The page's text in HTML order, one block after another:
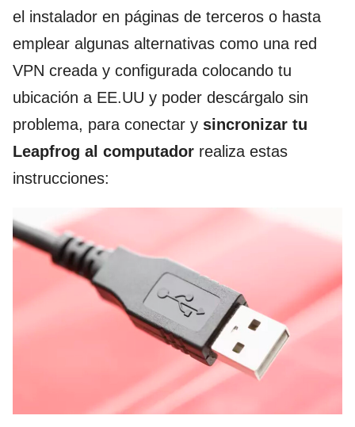
el instalador en páginas de terceros o hasta
emplear algunas alternativas como una red
VPN creada y configurada colocando tu
ubicación a EE.UU y poder descárgalo sin
problema, para conectar y sincronizar tu
Leapfrog al computador realiza estas
instrucciones: